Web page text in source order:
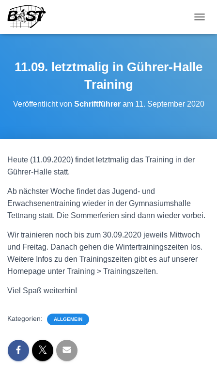
11.09. letztmalig in Gührer-Halle
Training
Veröffentlicht von Schriftführeram 11. September 2020
Heute (11.09.2020) findet letztmalig das Training in der
Gührer-Halle statt.
Ab nächster Woche findet das Jugend- und
Erwachsenentraining wieder in der Gymnasiumshalle
Tettnang statt. Die Sommerferien sind dann wieder vorbei.
Wir trainieren noch bis zum 30.09.2020 jeweils Mittwoch
und Freitag. Danach gehen die Wintertrainingszeiten los.
Weitere Infos zu den Trainingszeiten gibt es auf unserer
Homepage unter Training > Trainingszeiten.
Viel Spaß weiterhin!
Kategorien: ALLGEMEIN